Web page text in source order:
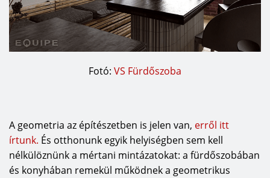
Fotó: VS Fürdőszoba
A geometria az építészetben is jelen van, erről itt
írtunk. És otthonunk egyik helyiségben sem kell
nélkülöznünk a mértani mintázatokat: a fürdőszobában
és konyhában remekül működnek a geometrikus